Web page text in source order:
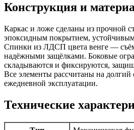
Конструкция и
Каркас и ложе сделаны из прочной
эпоксидным покрытием, устойчивым
Спинки из ЛДСП цвета венге —
надёжными защёлками. Боковые
складываются и фиксируются,
Все элементы рассчитаны на
ежедневной эксплуатации.
Технические